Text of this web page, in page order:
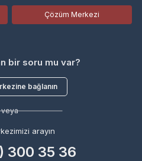
Çözüm Merkezi
bir soru mu var?
bağlanın
veya
arayın
300 35 36